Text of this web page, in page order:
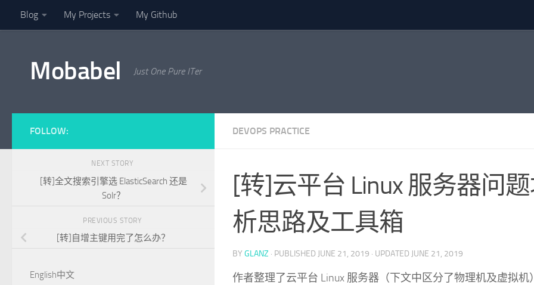
Skip to content
Blog My Projects My Github
Mobabel Just One Pure ITer
DEVOPS PRACTICE
[转]云平台 Linux 服务器问
析思路及工具箱
BY GLANZ · PUBLISHED JUNE 21, 2019 · UPDATED JUNE 21, 2019
作者整理了云平台 Linux 服务器（下文中区分了物理机及虚拟机
FOLLOW:
NEXT STORY
[转]全文搜索引擎选 ElasticSearch 还是
Solr？
PREVIOUS STORY
[转]自增主键用完了怎么办？
English中文